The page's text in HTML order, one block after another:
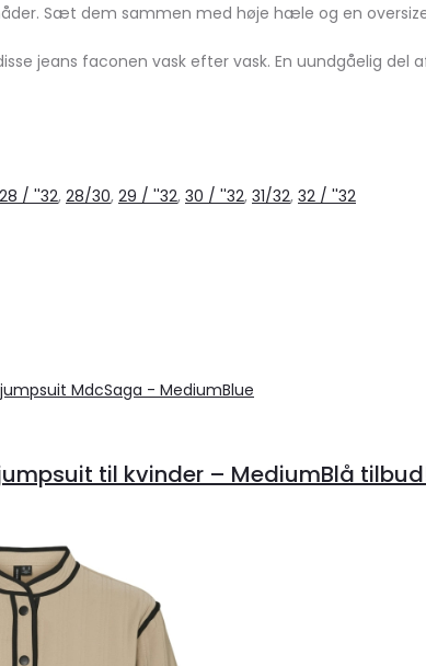
Sæt dem sammen med høje hæle og en
jeans faconen vask efter vask. En uundgåelig del
28 / ''32, 28/30, 29 / ''32, 30 / ''32, 31/32, 32 / ''32
til kvinder – MediumBlå